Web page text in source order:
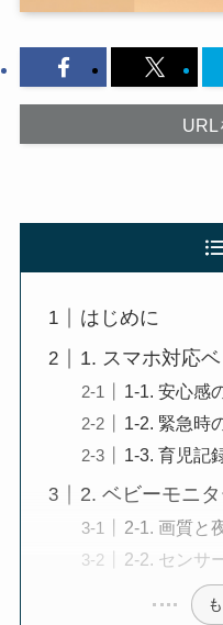
URL
はじめに
1. スマホ対応
1-1. 安心感
1-2. 緊急時
1-3. 育児記
2. ベビーモニ
2-1. 画質と
2-2. センサ